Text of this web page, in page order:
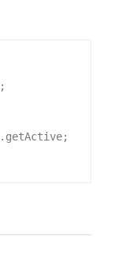
;
. getActive;